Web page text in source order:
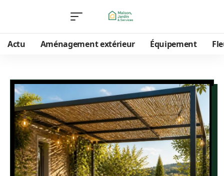
Actu Aménagement extérieur Équipement